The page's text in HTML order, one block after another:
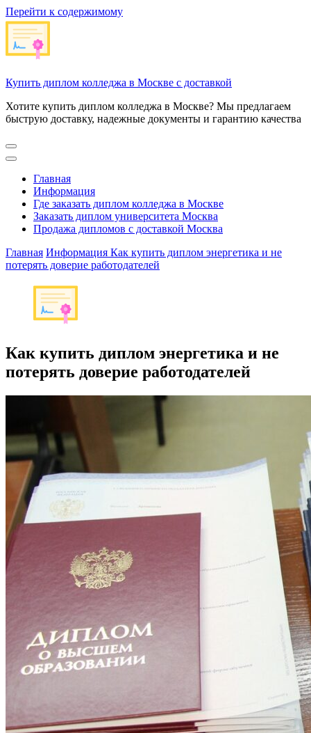
Перейти к содержимому
Купить диплом колледжа в Москве с доставкой
Хотите купить диплом колледжа в Москве? Мы предлагаем
быструю доставку, надежные документы и гарантию качества
Главная
Информация
Где заказать диплом колледжа в Москве
Заказать диплом университета Москва
Продажа дипломов с доставкой Москва
Главная Информация Как купить диплом энергетика и не
потерять доверие работодателей
Как купить диплом энергетика и не
потерять доверие работодателей